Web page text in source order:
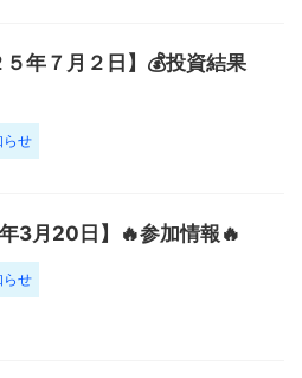
５年７月２日】💰投資結果
らせ
3月20日】🔥参加情報🔥
らせ